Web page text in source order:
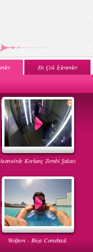
En Çok İzlenenler
Korkunç Zombi Şakası
Wolfson - Ibiza Comeback